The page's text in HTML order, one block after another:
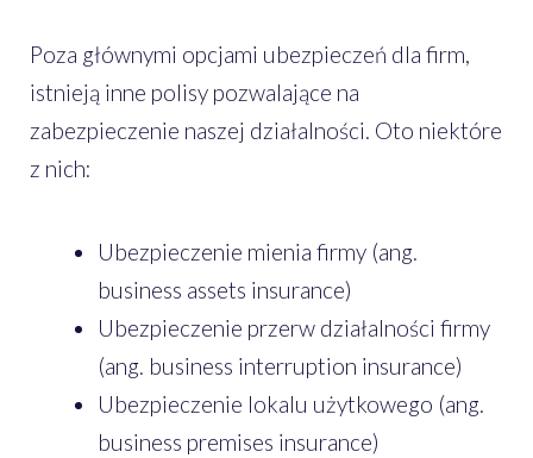
Poza głównymi opcjami ubezpieczeń dla firm,
istnieją inne polisy pozwalające na
zabezpieczenie naszej działalności. Oto niektóre
z nich:
Ubezpieczenie mienia firmy (ang.
business assets insurance)
Ubezpieczenie przerw działalności firmy
(ang. business interruption insurance)
Ubezpieczenie lokalu użytkowego (ang.
business premises insurance)